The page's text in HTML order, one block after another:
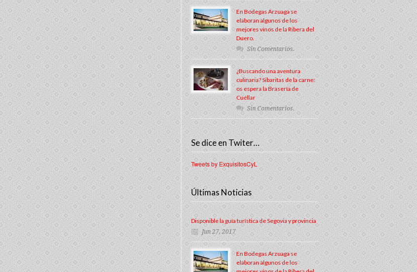
En Bodegas Arzuaga se
elaboran algunos de los
mejores vinos de la Ribera del
Duero.
Sin Comentarios.
¿Buscando una aventura
culinaria? Sibaritas de la carne:
os espera la Brasería de
Cuéllar
Sin Comentarios.
Se dice en Twiter…
Tweets by ExquisitosCyL
Últimas Noticias
Disponible la guía turística de Segovia y provincia
Jun 27, 2017
En Bodegas Arzuaga se
elaboran algunos de los